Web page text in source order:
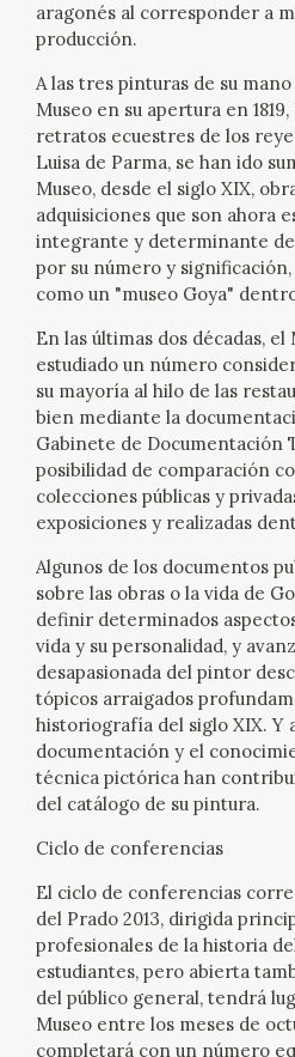
EL VIAJE DE GOYA
CATÁLOGO
GOYA EN EL MUNDO
GOYA EN ARAGÓN
PREMIO ARAGÓN GOYA
PUBLICACIONES
TIENDA
TIENDA ONLINE
EDUCA
CEDEA
RECURSOS EDUCATIVOS
FICHAS ARASAAC
aragonés al corresponder a
producción.
A las tres pinturas de su
Museo en su apertura en
retratos ecuestres de los
Luisa de Parma, se han ido
Museo, desde el siglo XIX,
adquisiciones que son ahora
integrante y determinante
por su número y
como un "museo Goya"
En las últimas dos décadas,
estudiado un número
su mayoría al hilo de las
bien mediante la
Gabinete de Documentación
posibilidad de comparación
colecciones públicas y
exposiciones y realizadas
Algunos de los documentos
sobre las obras o la vida de
definir determinados
vida y su personalidad, y
desapasionada del pintor
tópicos arraigados
historiografía del siglo XIX. Y
documentación y el
técnica pictórica han
del catálogo de su pintura.
Ciclo de conferencias
El ciclo de conferencias
del Prado 2013, dirigida
profesionales de la historia
estudiantes, pero abierta
del público general, tendrá
Museo entre los meses de
completará con un número